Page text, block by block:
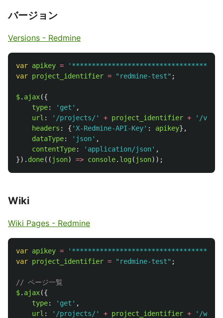
バージョン
Versions - Redmine
var apikey = '
var project_identifier = " redmine-test" ;
$. ajax({
type: ' get ' ,
url : ' /projects/' + project_identifier + ' /
headers : { ' X-Redmine-API-Key' : apikey},
dataType: ' json' ,
contentType: ' application/json' ,
}). done(( json) => console. log( json));
Wiki
Wiki Pages - Redmine
var apikey = '
var project_identifier = " redmine-test" ;
// ページ一覧
$. ajax({
type: ' get ' ,
url : ' /projects/' + project_identifier + ' /wiki/